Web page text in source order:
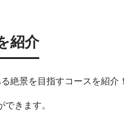
紹介
絶景を目指すコースを紹介！
きます。